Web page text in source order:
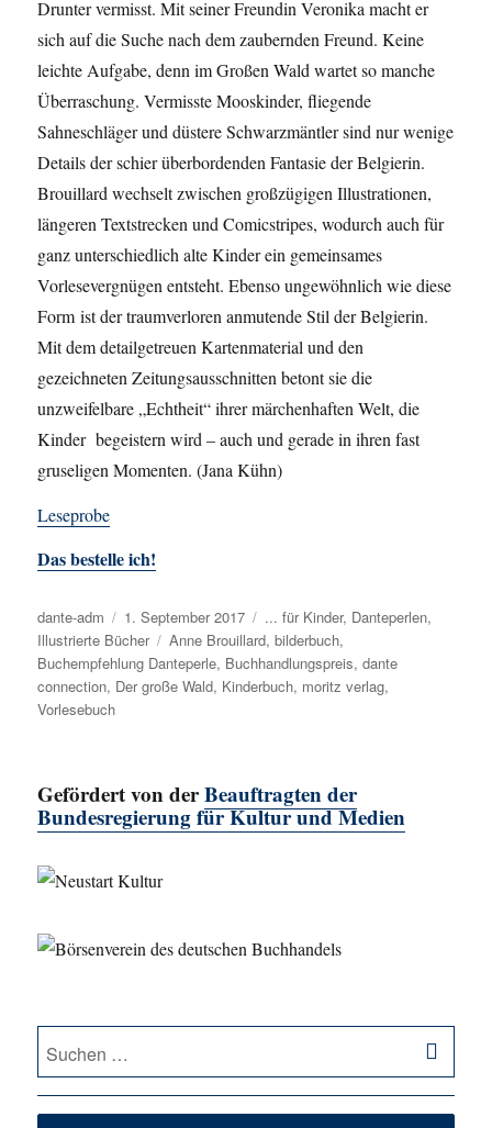
Drunter vermisst. Mit seiner Freundin Veronika macht er
sich auf die Suche nach dem zaubernden Freund. Keine
leichte Aufgabe, denn im Großen Wald wartet so manche
Überraschung. Vermisste Mooskinder, fliegende
Sahneschläger und düstere Schwarzmäntler sind nur wenige
Details der schier überbordenden Fantasie der Belgierin.
Brouillard wechselt zwischen großzügigen Illustrationen,
längeren Textstrecken und Comicstripes, wodurch auch für
ganz unterschiedlich alte Kinder ein gemeinsames
Vorlesevergnügen entsteht. Ebenso ungewöhnlich wie diese
Form ist der traumverloren anmutende Stil der Belgierin.
Mit dem detailgetreuen Kartenmaterial und den
gezeichneten Zeitungsausschnitten betont sie die
unzweifelbare „Echtheit“ ihrer märchenhaften Welt, die
Kinder begeistern wird – auch und gerade in ihren fast
gruseligen Momenten. (Jana Kühn)
Leseprobe
Das bestelle ich!
Autor
dante-adm
Veröffentlicht
am
1. September 2017 Kategorien
... für Kinder, Danteperlen,
Illustrierte Bücher
Schlagwörter
Anne Brouillard,bilderbuch,
Buchempfehlung Danteperle, Buchhandlungspreis,dante
connection, Der große Wald, Kinderbuch, moritz verlag,
Vorlesebuch
Gefördert von derBeauftragten der
Bundesregierung für Kultur und Medien
Suche
nach: